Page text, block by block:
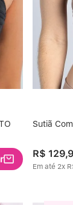
Sutiã
R$ 129,
Em até 2x